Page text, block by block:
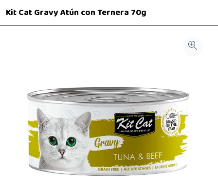
Kit Cat Gravy Atún con Ternera 70g